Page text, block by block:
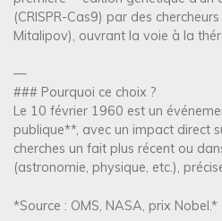
(CRISPR-Cas9) par des
Mitalipov), ouvrant la voie à la
—
### Pourquoi ce choix ?
Le 10 février 1960 est un
publique**, avec un impact direct
cherches un fait plus récent ou
(astronomie, physique, etc.),
*Source : OMS, NASA, prix Nobel.*